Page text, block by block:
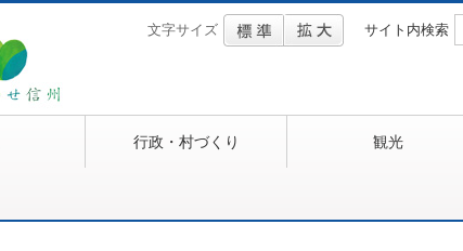
文字サイズ サイト内検索
行政・村づくり 観光